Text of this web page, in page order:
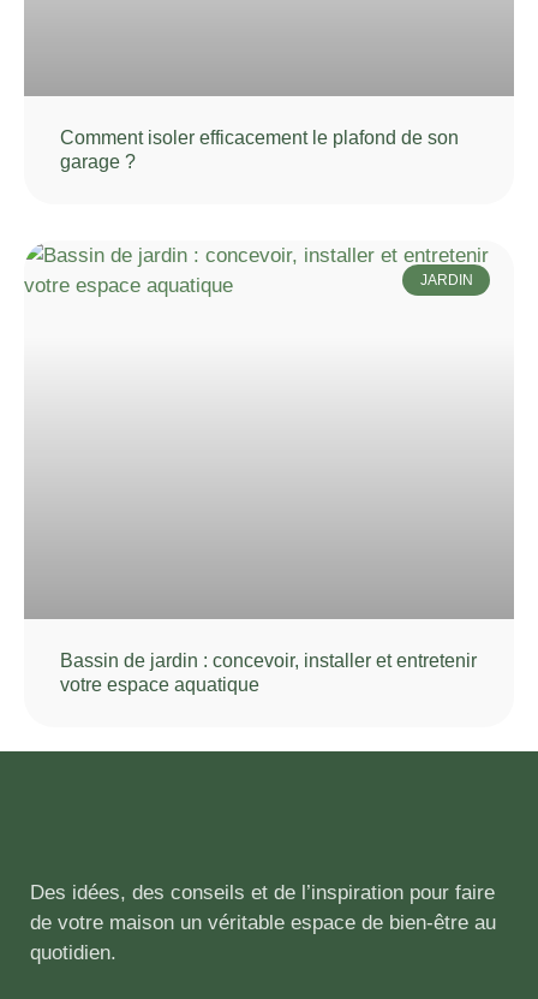
Comment isoler efficacement le plafond de son
garage ?
JARDIN
Bassin de jardin : concevoir, installer et entretenir
votre espace aquatique
Des idées, des conseils et de l’inspiration pour faire
de votre maison un véritable espace de bien-être au
quotidien.